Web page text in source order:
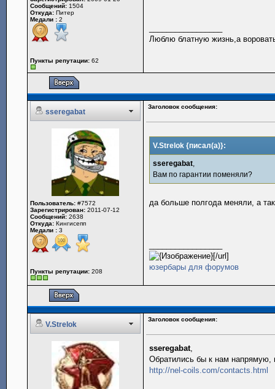
Сообщений: 1504
Откуда: Питер
Медали : 2
Пункты репутации: 62
Люблю блатную жизнь,а
sseregabat
Заголовок сообщения:
Пользователь: #7572
Зарегистрирован: 2011-07-12
Сообщений: 2638
Откуда: Кингисепп
Медали : 3
Пункты репутации: 208
V.Strelok {писал(а)}:
sseregabat
Вам по гарантии поменяли?
да больше полгода меняли, а
[/url]
юзербары для форумов
V.Strelok
Заголовок сообщения:
sseregabat,
Обратились бы к нам
http://nel-coils.com/contacts.html